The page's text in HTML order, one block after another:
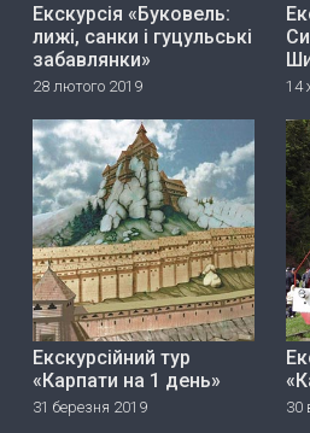
Екскурсія «Буковель:
лижі, санки і гуцульські
забавлянки»
28 лютого 2019 14
Екскурсійний тур
«Карпати на 1 день»
31 березня 2019 30